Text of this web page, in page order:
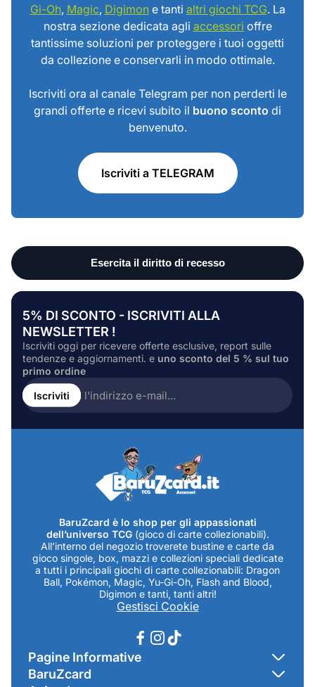
Gi-Oh, Magic, Digimone tanti altri giochi TCG. La
nostra sezione dedicata agli accessori offre
tantissime soluzioni per proteggere i tuoi oggetti
da collezione e conservarli in modo ottimale.
Iscriviti ora al canale Telegram per non perderti le
grandi offerte e ricevi subito il buono sconto di
benvenuto.
Iscriviti a TELEGRAM
5% DI SCONTO - ISCRIVITI ALLA
NEWSLETTER !
Iscriviti oggi per ricevere offerte esclusive, report sulle
tendenze e aggiornamenti. e uno sconto del 5 % sul tuo
primo ordine
Inserire
l'indirizzo
e-
Iscriviti
BaruZcard è lo shop per gli appassionati
dell’universo TCG (gioco di carte collezionabili).
All’interno del negozio troverete bustine e carte da
gioco singole, box, mazzi e collezioni speciali dedicate
a tutti i principali giochi di carte collezionabili: Dragon
Ball, Pokémon, Magic, Yu-Gi-Oh, Flash and Blood,
Digimon e tanti, tanti altri!
Gestisci Cookie
Pagine Informative
BaruZcard